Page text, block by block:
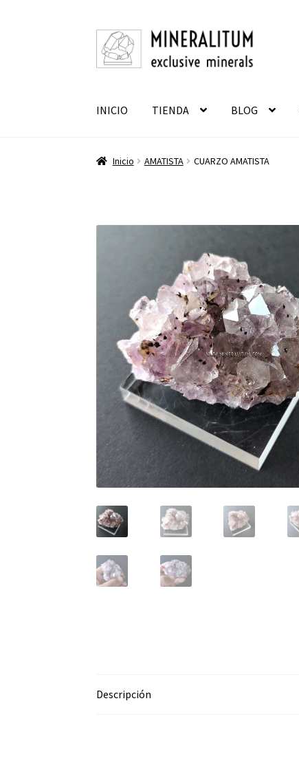
a
la
al
contenido
INICIO TIENDA BLOG
Inicio AMATISTA CUARZO AMATISTA
Descripción